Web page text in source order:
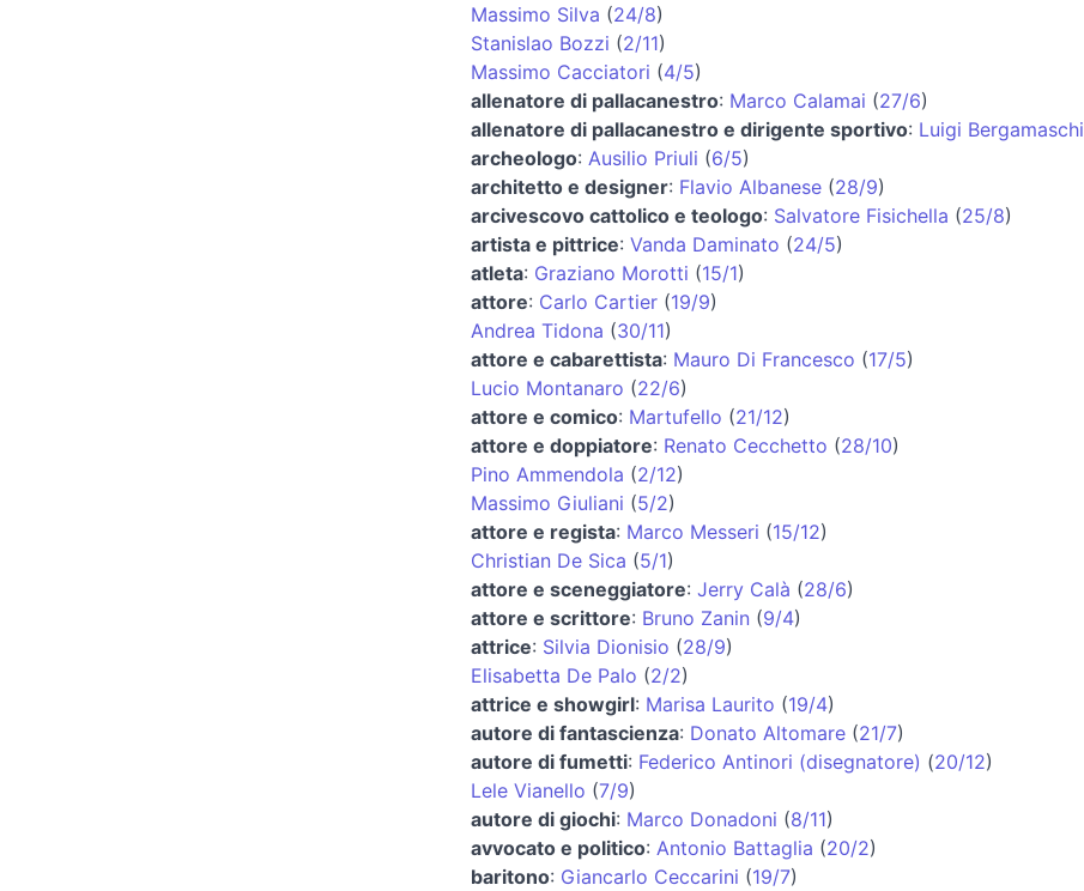
Massimo Silva (24/8)
Stanislao Bozzi (2/11)
Massimo Cacciatori (4/5)
allenatore di pallacanestro: Marco Calamai (27/6)
allenatore di pallacanestro e dirigente sportivo: Luigi Bergamaschi
archeologo: Ausilio Priuli (6/5)
architetto e designer: Flavio Albanese(28/9)
arcivescovo cattolico e teologo: Salvatore Fisichella (25/8)
artista e pittrice: Vanda Daminato (24/5)
atleta: Graziano Morotti (15/1)
attore: Carlo Cartier(19/9)
Andrea Tidona (30/11)
attore e cabarettista: Mauro Di Francesco (17/5)
Lucio Montanaro (22/6)
attore e comico: Martufello (21/12)
attore e doppiatore: Renato Cecchetto (28/10)
Pino Ammendola (2/12)
Massimo Giuliani (5/2)
attore e regista: Marco Messeri (15/12)
Christian De Sica (5/1)
attore e sceneggiatore: Jerry Calà (28/6)
attore e scrittore: Bruno Zanin (9/4)
attrice: Silvia Dionisio (28/9)
Elisabetta De Palo (2/2)
attrice e showgirl: Marisa Laurito (19/4)
autore di fantascienza: Donato Altomare(21/7)
autore di fumetti: Federico Antinori (disegnatore) (20/12)
Lele Vianello (7/9)
autore di giochi: Marco Donadoni (8/11)
avvocato e politico: Antonio Battaglia (20/2)
baritono: Giancarlo Ceccarini (19/7)